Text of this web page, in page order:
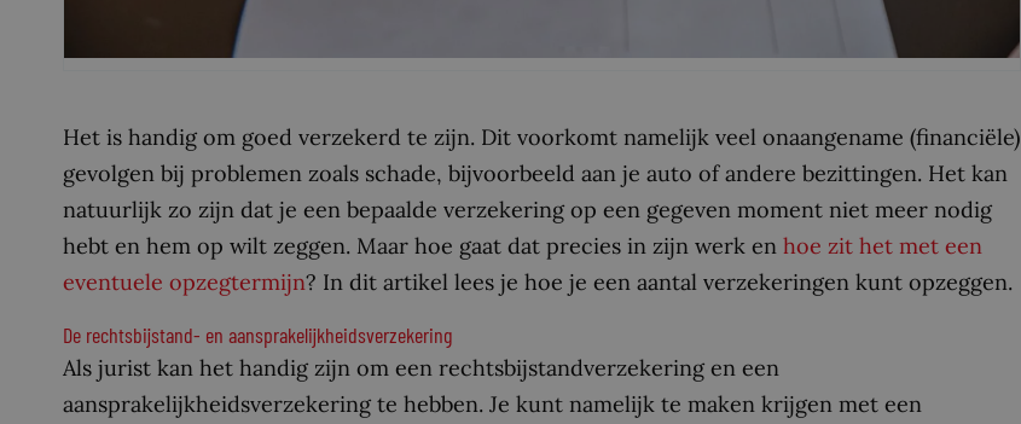
Het is handig om goed verzekerd te zijn. Dit voorkomt namelijk veel onaangename (financiële)
gevolgen bij problemen zoals schade, bijvoorbeeld aan je auto of andere bezittingen. Het kan
natuurlijk zo zijn dat je een bepaalde verzekering op een gegeven moment niet meer nodig
hebt en hem op wilt zeggen. Maar hoe gaat dat precies in zijn werk en hoe zit het met een
eventuele opzegtermijn? In dit artikel lees je hoe je een aantal verzekeringen kunt opzeggen.
De rechtsbijstand- en aansprakelijkheidsverzekering
Als jurist kan het handig zijn om een rechtsbijstandverzekering en een
aansprakelijkheidsverzekering te hebben. Je kunt namelijk te maken krijgen met een